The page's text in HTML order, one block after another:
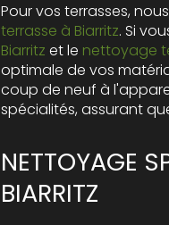
Pour vos terrasses,
terrasse à Biarritz. Si
Biarritz et le nettoyage
optimale de vos
coup de neuf à
spécialités, assurant
NETTOYAGE
BIARRITZ